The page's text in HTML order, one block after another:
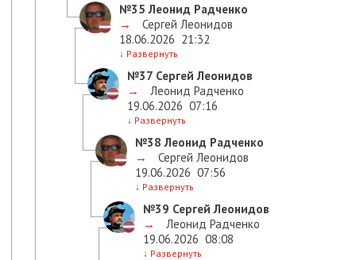
№35 Леонид Радченко
→
Сергей Леонидов
18.06.2026 21:32
↓ Развернуть
№37 Сергей Леонидов
→
Леонид Радченко
19.06.2026 07:16
↓ Развернуть
№38 Леонид Радченко
→
Сергей Леонидов
19.06.2026 07:56
↓ Развернуть
№39 Сергей Леонидов
→
Леонид Радченко
19.06.2026 08:08
↓ Развернуть